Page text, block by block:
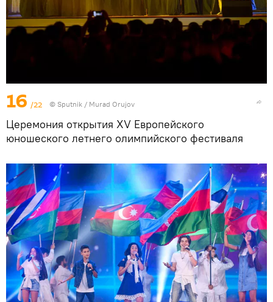
16 /22 © Sputnik / Murad Orujov
Церемония открытия XV Европейского
юношеского летнего олимпийского фестиваля